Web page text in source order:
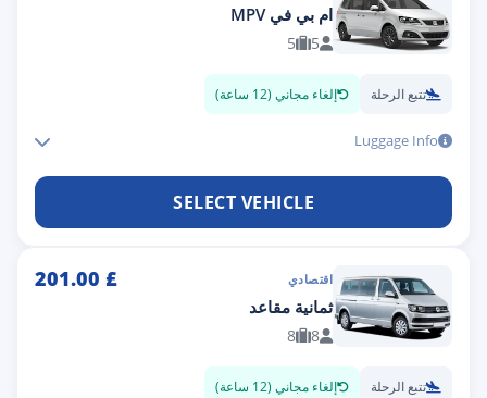
ام بي في MPV
5
5
تتبع الرحلة إلغاء مجاني (12 ساعة)
Luggage Info
SELECT VEHICLE
اقتصادي £
201.00
ثمانية مقاعد
8
8
تتبع الرحلة إلغاء مجاني (12 ساعة)